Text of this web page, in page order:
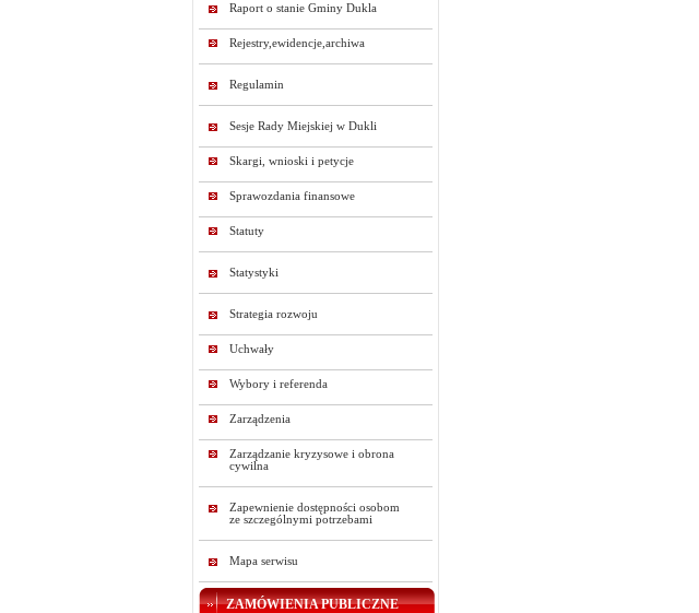
Raport o stanie Gminy Dukla
Rejestry,ewidencje,archiwa
Regulamin
Sesje Rady Miejskiej w Dukli
Skargi, wnioski i petycje
Sprawozdania finansowe
Statuty
Statystyki
Strategia rozwoju
Uchwały
Wybory i referenda
Zarządzenia
Zarządzanie kryzysowe i obrona
cywilna
Zapewnienie dostępności osobom
ze szczególnymi potrzebami
Mapa serwisu
ZAMÓWIENIA PUBLICZNE